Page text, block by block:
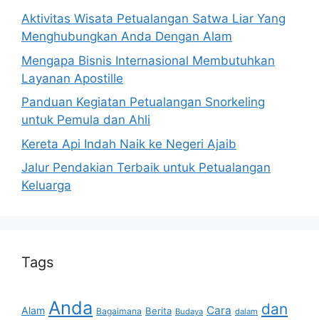
Aktivitas Wisata Petualangan Satwa Liar Yang
Menghubungkan Anda Dengan Alam
Mengapa Bisnis Internasional Membutuhkan
Layanan Apostille
Panduan Kegiatan Petualangan Snorkeling
untuk Pemula dan Ahli
Kereta Api Indah Naik ke Negeri Ajaib
Jalur Pendakian Terbaik untuk Petualangan
Keluarga
Tags
Alam Anda Bagaimana Berita Budaya Cara dalam dan